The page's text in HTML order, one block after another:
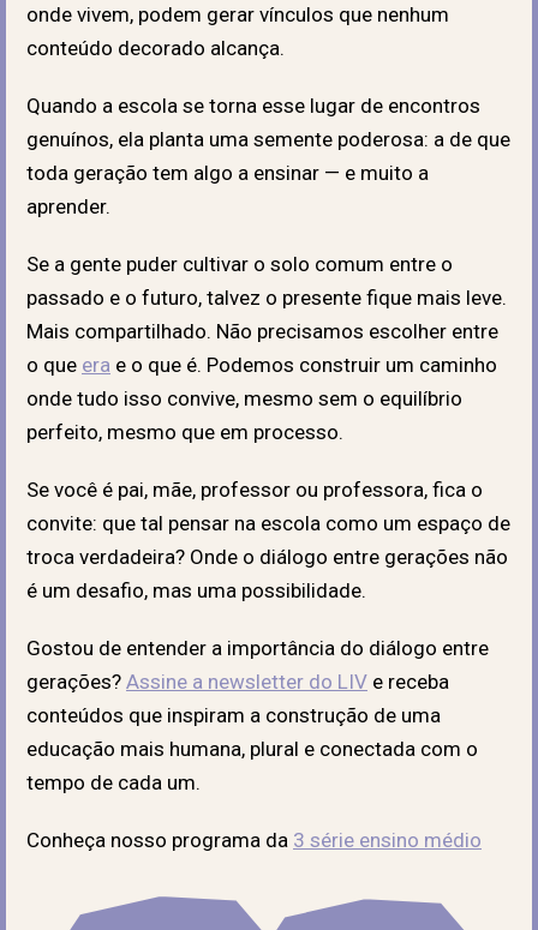
onde vivem, podem gerar vínculos que nenhum
conteúdo decorado alcança.
Quando a escola se torna esse lugar de encontros
genuínos, ela planta uma semente poderosa: a de que
toda geração tem algo a ensinar — e muito a
aprender.
Se a gente puder cultivar o solo comum entre o
passado e o futuro, talvez o presente fique mais leve.
Mais compartilhado. Não precisamos escolher entre
o que era e o que é. Podemos construir um caminho
onde tudo isso convive, mesmo sem o equilíbrio
perfeito, mesmo que em processo.
Se você é pai, mãe, professor ou professora, fica o
convite: que tal pensar na escola como um espaço de
troca verdadeira? Onde o diálogo entre gerações não
é um desafio, mas uma possibilidade.
Gostou de entender a importância do diálogo entre
gerações? Assine a newsletter do LIV e receba
conteúdos que inspiram a construção de uma
educação mais humana, plural e conectada com o
tempo de cada um.
Conheça nosso programa da 3 série ensino médio